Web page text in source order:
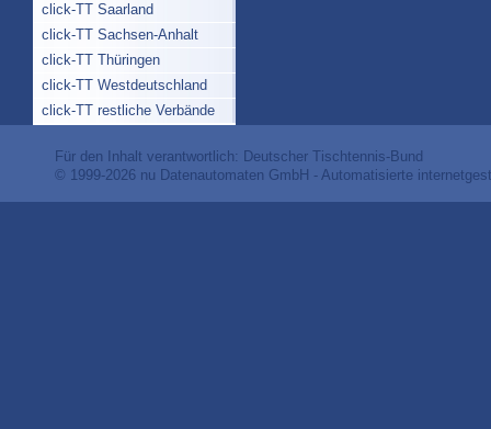
click-TT Saarland
click-TT Sachsen-Anhalt
click-TT Thüringen
click-TT Westdeutschland
click-TT restliche Verbände
Für den Inhalt verantwortlich: Deutscher Tischtennis-Bund
© 1999-2026 nu Datenautomaten GmbH - Automatisierte